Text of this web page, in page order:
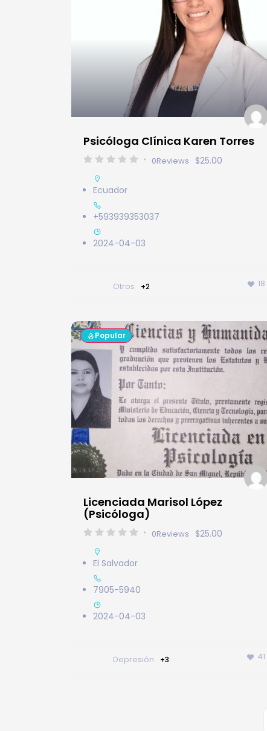
Psicóloga Clínica Karen Torres
0Reviews $25.00
Ecuador
+593939353037
2024-04-03
Otros +2 18
Popular
Licenciada Marisol López
(Psicóloga)
0Reviews $25.00
El Salvador
7905-5940
2024-04-03
Depresión +3 41